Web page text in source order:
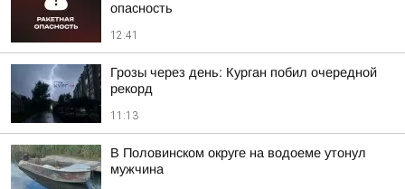
опасность
12:41
Грозы через день: Курган побил очередной
рекорд
11:13
В Половинском округе на водоеме утонул
мужчина